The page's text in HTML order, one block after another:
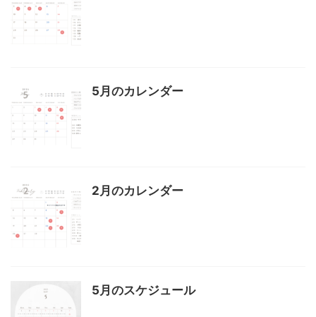
5月のカレンダー
2月のカレンダー
5月のスケジュール